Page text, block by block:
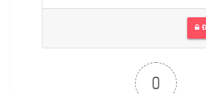
0